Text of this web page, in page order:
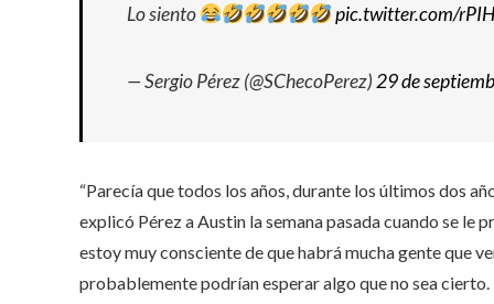
Lo siento pic.twitter.com/
— Sergio Pérez (@SChecoPerez) 29 de
“Parecía que todos los años, durante los últimos dos
explicó Pérez a Austin la semana pasada cuando se le
estoy muy consciente de que habrá mucha gente que
probablemente podrían esperar algo que no sea cierto.